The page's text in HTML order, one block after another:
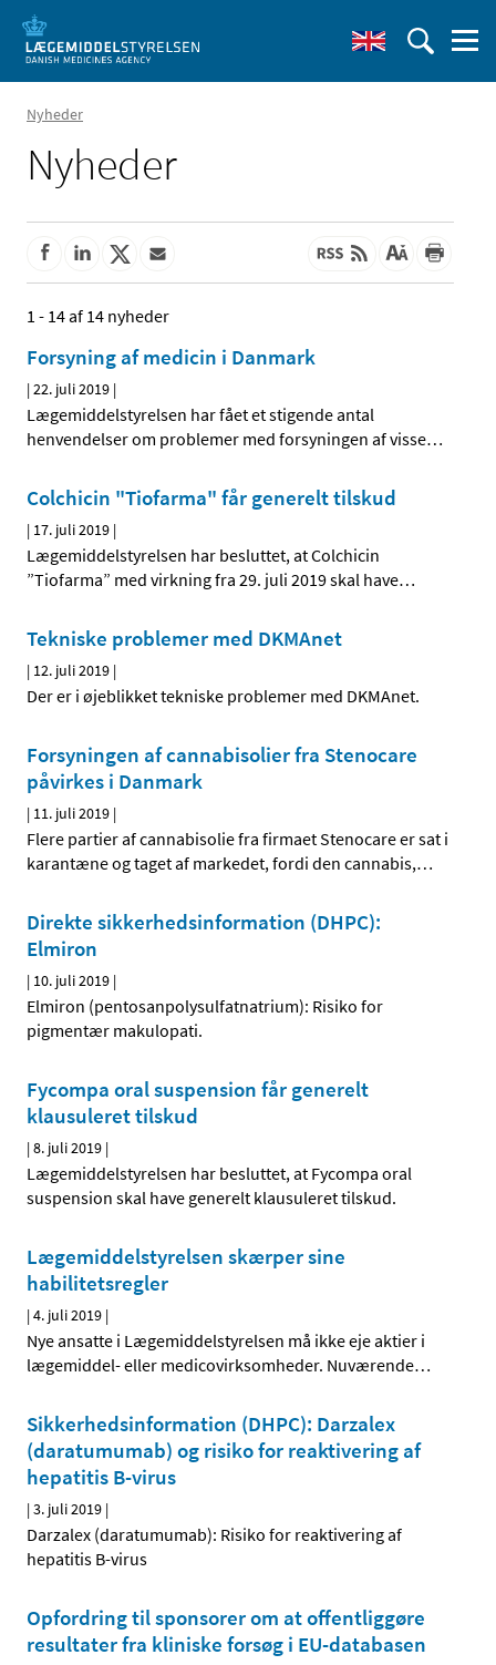
Nyheder
Nyheder
1 - 14 af 14 nyheder
Forsyning af medicin i Danmark
|22. juli 2019 |
Lægemiddelstyrelsen har fået et stigende antal
henvendelser om problemer med forsyningen af visse…
Colchicin "Tiofarma" får generelt tilskud
| 17. juli 2019 |
Lægemiddelstyrelsen har besluttet, at Colchicin
”Tiofarma” med virkning fra 29. juli 2019 skal have…
Tekniske problemer med DKMAnet
| 12. juli 2019 |
Der er i øjeblikket tekniske problemer med DKMAnet.
Forsyningen af cannabisolier fra Stenocare
påvirkes i Danmark
| 11. juli 2019 |
Flere partier af cannabisolie fra firmaet Stenocare er sat i
karantæne og taget af markedet, fordi den cannabis,…
Direkte sikkerhedsinformation (DHPC):
Elmiron
| 10. juli 2019 |
Elmiron (pentosanpolysulfatnatrium): Risiko for
pigmentær makulopati.
Fycompa oral suspension får generelt
klausuleret tilskud
|8. juli 2019 |
Lægemiddelstyrelsen har besluttet, at Fycompa oral
suspension skal have generelt klausuleret tilskud.
Lægemiddelstyrelsen skærper sine
habilitetsregler
|4. juli 2019 |
Nye ansatte i Lægemiddelstyrelsen må ikke eje aktier i
lægemiddel- eller medicovirksomheder. Nuværende…
Sikkerhedsinformation (DHPC): Darzalex
(daratumumab) og risiko for reaktivering af
hepatitis B-virus
|3. juli 2019 |
Darzalex (daratumumab): Risiko for reaktivering af
hepatitis B-virus
Opfordring til sponsorer om at offentliggøre
resultater fra kliniske forsøg i EU-databasen